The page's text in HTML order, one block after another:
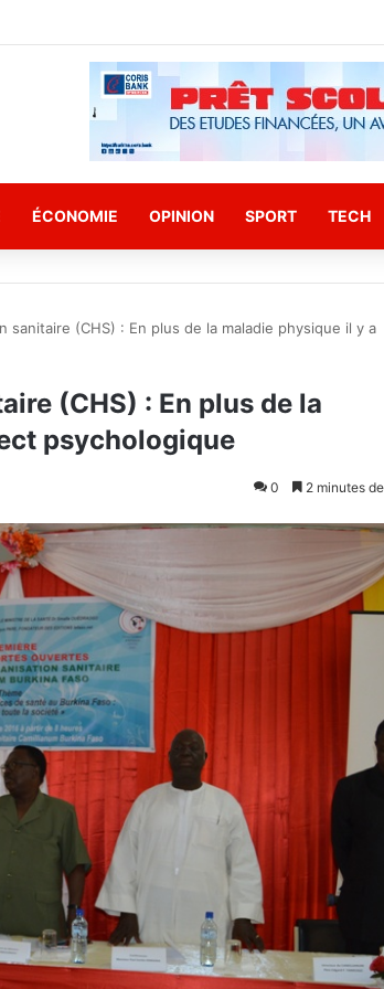
ÉCONOMIE OPINION SPORT TECH
sanitaire (CHS) : En plus de la maladie physique il y a
(CHS) : En plus de la
psychologique
0 2 minutes